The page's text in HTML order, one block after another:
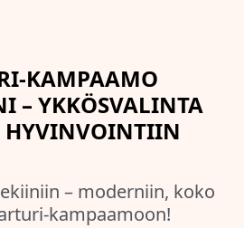
KAMPAAMO
– YKKÖSVALINTA
HYVINVOINTIIN
– moderniin, koko
kampaamoon!